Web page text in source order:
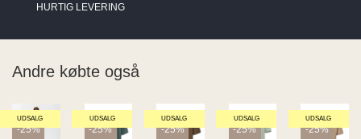
HURTIG LEVERING
Andre købte også
UDSALG
-25%
UDSALG
-25%
UDSALG
-25%
UDSALG
-25%
UDSALG
-25%